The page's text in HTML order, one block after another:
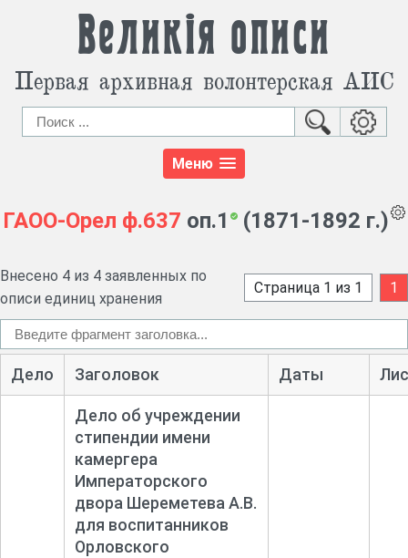
Великія описи
Первая архивная волонтерская АИС
Меню
ГАОО-Орел ф.637 оп.1 (1871-1892 г.)
Внесено 4 из 4 заявленных по
описи единиц хранения
Страница 1 из 1 1
Дело Заголовок Даты
Дело об учреждении
стипендии имени
камергера
Императорского
двора Шереметева А.В.
для воспитанников
Орловского